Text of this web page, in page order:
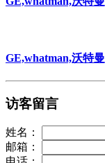
GE,whatman,沃特
访客留言
姓名：
邮箱：